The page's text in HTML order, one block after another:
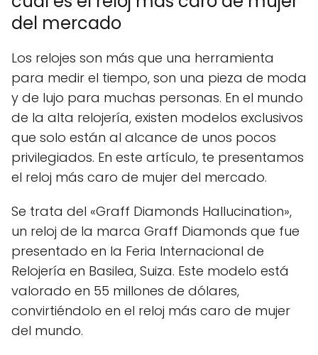
del mercado
Los relojes son más que una herramienta
para medir el tiempo, son una pieza de moda
y de lujo para muchas personas. En el mundo
de la alta relojería, existen modelos exclusivos
que solo están al alcance de unos pocos
privilegiados. En este artículo, te presentamos
el reloj más caro de mujer del mercado.
Se trata del «Graff Diamonds Hallucination»,
un reloj de la marca Graff Diamonds que fue
presentado en la Feria Internacional de
Relojería en Basilea, Suiza. Este modelo está
valorado en 55 millones de dólares,
convirtiéndolo en el reloj más caro de mujer
del mundo.